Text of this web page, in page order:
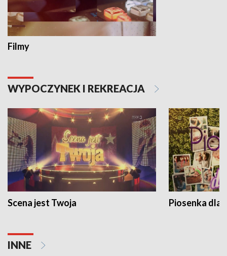
Filmy
WYPOCZYNEK I REKREACJA
Scena jest Twoja Piosenka dla
INNE